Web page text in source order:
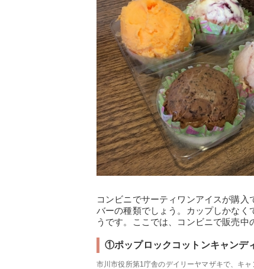
コンビニでサーティワンアイスが購
バーの種類でしょう。カップしかな
うです。ここでは、コンビニで販売中
①ポップロックコットンキャンデ
市川市役所第1庁舎のデイリーヤマザキで、キ